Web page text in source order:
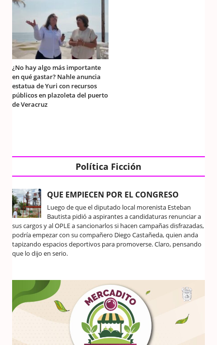
¿No hay algo más importante
en qué gastar? Nahle anuncia
estatua de Yuri con recursos
públicos en plazoleta del puerto
de Veracruz
Política Ficción
QUE EMPIECEN POR EL CONGRESO
Luego de que el diputado local morenista Esteban
Bautista pidió a aspirantes a candidaturas renunciar a
sus cargos y al OPLE a sancionarlos si hacen campañas disfrazadas,
podría empezar con su compañero Diego Castañeda, quien anda
tapizando espacios deportivos para promoverse. Claro, pensando
que lo dijo en serio.